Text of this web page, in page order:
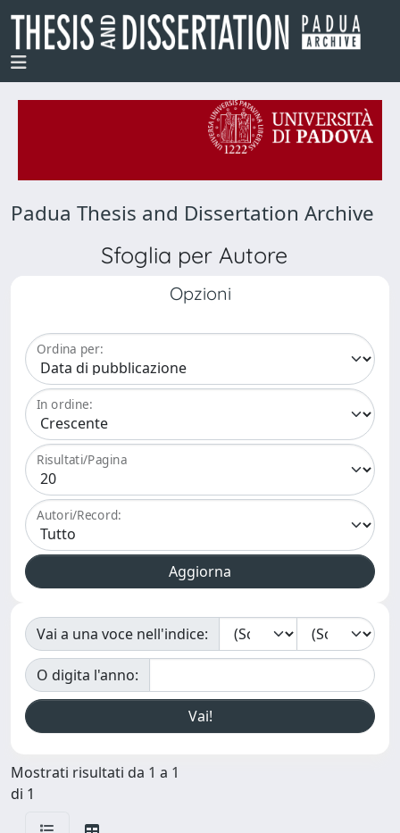
Padua Thesis and Dissertation Archive
Sfoglia per Autore
Opzioni
Ordina per:
In ordine:
Risultati/Pagina
Autori/Record:
Vai a una voce nell'indice:
O digita l'anno:
Mostrati risultati da 1 a 1
di 1